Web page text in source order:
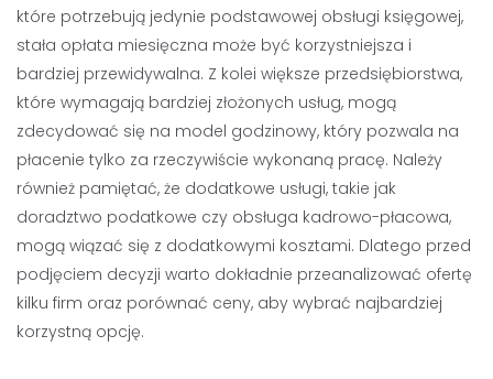
które potrzebują jedynie podstawowej obsługi księgowej,
stała opłata miesięczna może być korzystniejsza i
bardziej przewidywalna. Z kolei większe przedsiębiorstwa,
które wymagają bardziej złożonych usług, mogą
zdecydować się na model godzinowy, który pozwala na
płacenie tylko za rzeczywiście wykonaną pracę. Należy
również pamiętać, że dodatkowe usługi, takie jak
doradztwo podatkowe czy obsługa kadrowo-płacowa,
mogą wiązać się z dodatkowymi kosztami. Dlatego przed
podjęciem decyzji warto dokładnie przeanalizować ofertę
kilku firm oraz porównać ceny, aby wybrać najbardziej
korzystną opcję.